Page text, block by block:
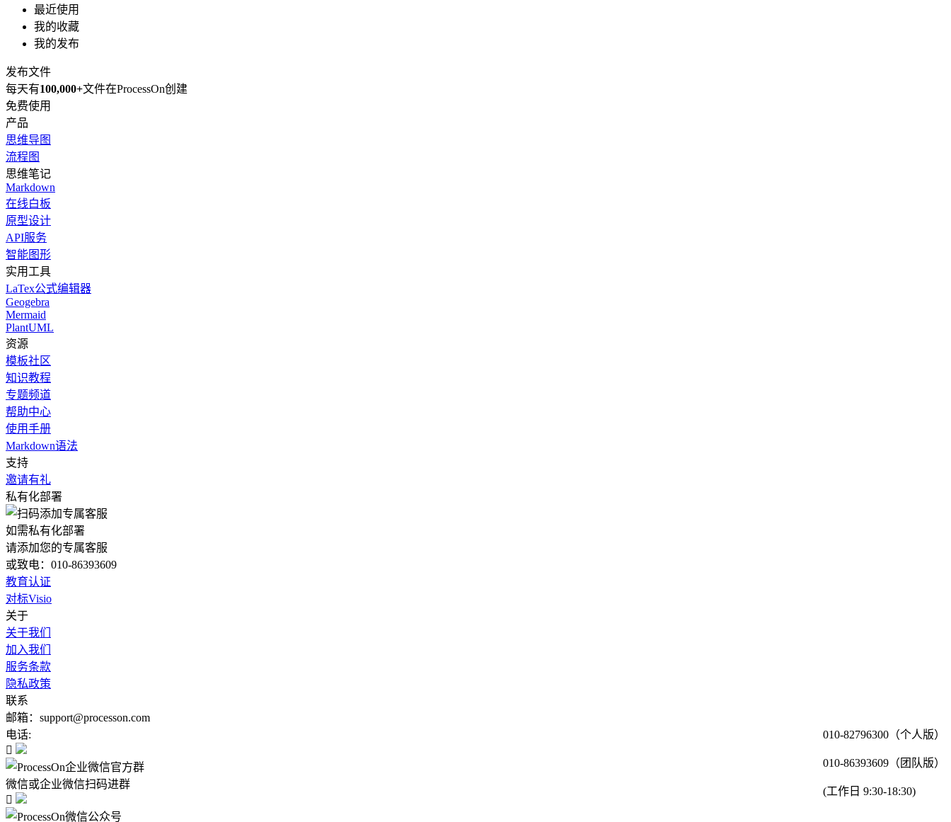
最近使用
我的收藏
我的发布
发布文件
每天有100,000+文件在ProcessOn创建
免费使用
产品
思维导图
流程图
思维笔记
Markdown
在线白板
原型设计
API服务
智能图形
实用工具
LaTex公式编辑器
Geogebra
Mermaid
PlantUML
资源
模板社区
知识教程
专题频道
帮助中心
使用手册
Markdown语法
支持
邀请有礼
私有化部署
如需私有化部署
请添加您的专属客服
或致电：010-86393609
教育认证
对标Visio
关于
关于我们
加入我们
服务条款
隐私政策
联系
邮箱：support@processon.com
电话:
010-82796300（个人版）
010-86393609（团队版）
(工作日 9:30-18:30)

微信或企业微信扫码进群
